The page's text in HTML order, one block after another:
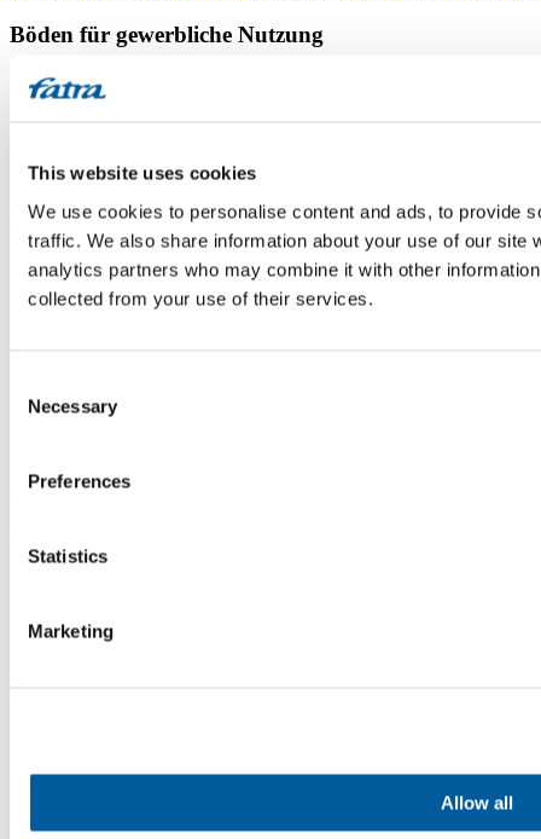
This website uses cookies
We use cookies to personalise content and ads, to provide
traffic. We also share information about your use of our site
analytics partners who may combine it with other
collected from your use of their services.
Selection
Necessary
Preferences
Statistics
Marketing
Allow all
Böden für gewerbliche Nutzung
BürobödenBöden für Schulen und Kindergärten
Krankenhäuser und Gesundheitseinrichtungen
Produktreihen
Thermofix PROMarilo FatraClickRS-clickNovoflor ExtraGaris
HSDElektrostatik
Wichtige Links
Fatra a.s.
Aktuelles
27465021, mit Sitz in třída Tomáše Bati 1541, 763 61 Napajedla,